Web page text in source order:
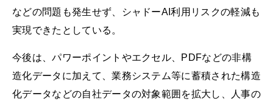
などの問題も発生せず、シャドーAI利用リスクの軽減も
実現できたとしている。
今後は、パワーポイントやエクセル、PDFなどの非構
造化データに加えて、業務システム等に蓄積された構造
化データなどの自社データの対象範囲を拡大し、人事の